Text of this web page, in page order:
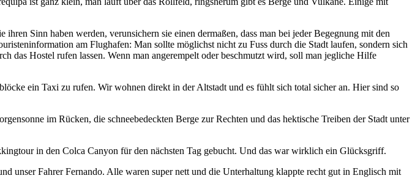
Sinn haben werden, verunsichern sie einen dermaßen, dass man bei jeder Begegnung mit den
am Flughafen: Man sollte möglichst nicht zu Fuss durch die Stadt laufen, sondern sich
das Hostel rufen lassen. Wenn man angerempelt oder beschmutzt wird, soll man jegliche Hilfe
ein Taxi zu rufen. Wir wohnen direkt in der Altstadt und es fühlt sich total sicher an. Hier sind so
im Rücken, die schneebedeckten Berge zur Rechten und das hektische Treiben der Stadt unter
in den Colca Canyon für den nächsten Tag gebucht. Und das war wirklich ein Glücksgriff.
unser Fahrer Fernando. Alle waren super nett und die Unterhaltung klappte recht gut in Englisch mit